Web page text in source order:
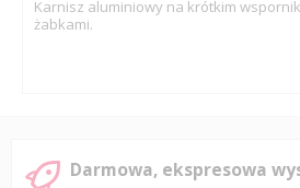
Karnisz aluminiowy na krótkim
żabkami.
Darmowa, ekspresowa